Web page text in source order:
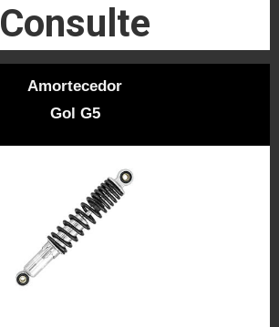
Consulte
Amortecedor
Gol G5